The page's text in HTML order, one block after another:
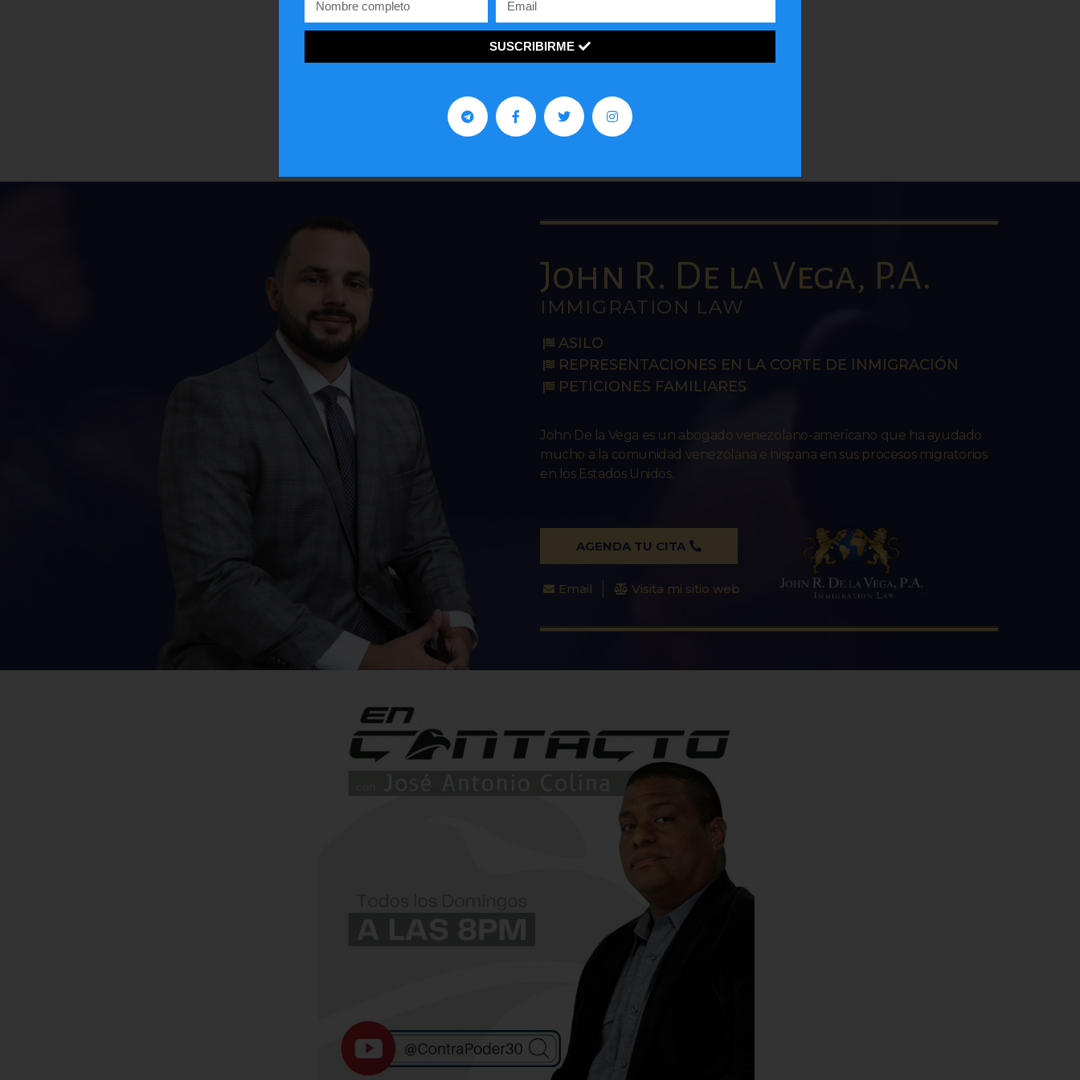
ventana a los jóvenes con una visión innovadora sobre la
economía y política de países como Estados Unidos y
Venezuela.
John R. De la Vega, P.A.
IMMIGRATION LAW
ASILO
REPRESENTACIONES EN LA CORTE DE INMIGRACIÓN
PETICIONES FAMILIARES
John De la Vega es un abogado venezolano-americano que ha ayudado
mucho a la comunidad venezolana e hispana en sus procesos migratorios
en los Estados Unidos.
AGENDA TU CITA
Email Visita mi sitio web
SUSCRIBIRME